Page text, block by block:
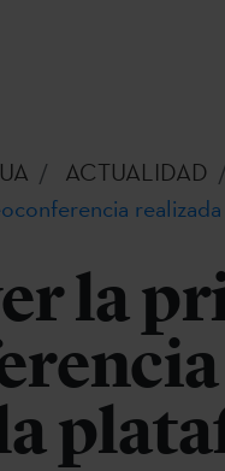
ACTUALIDAD
la